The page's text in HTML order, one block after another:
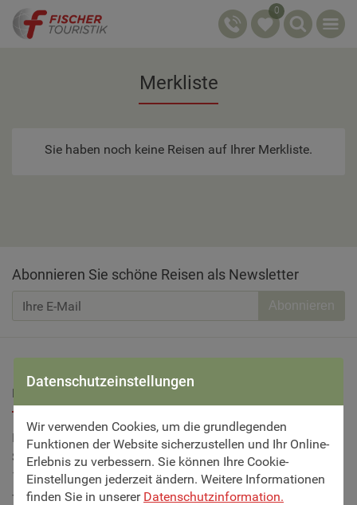
0
Merkliste
Sie haben noch keine Reisen auf Ihrer Merkliste.
Abonnieren Sie schöne Reisen als Newsletter
Abonnieren
Beratung & Buchung
Fischer Touristik
Steinbauergasse 9
1120 Wien
+43 1 815 86 87
Datenschutzeinstellungen
Wir verwenden Cookies, um die grundlegenden
Funktionen der Website sicherzustellen und Ihr Online-
Erlebnis zu verbessern. Sie können Ihre Cookie-
Einstellungen jederzeit ändern. Weitere Informationen
finden Sie in unserer Datenschutzinformation.